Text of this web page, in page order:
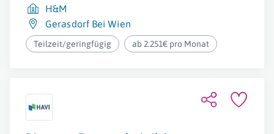
H&M
Gerasdorf Bei Wien
Teilzeit/geringfügig ab 2.251€ pro Monat